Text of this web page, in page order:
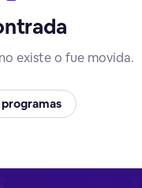
existe o fue movida.